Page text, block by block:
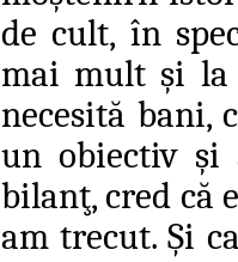
de cult, în
mai mult şi la
necesită bani,
un obiectiv şi
bilanţ, cred că
am trecut. Şi